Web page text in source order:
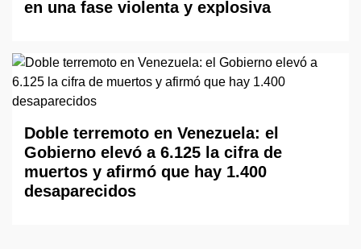
en una fase violenta y explosiva
Doble terremoto en Venezuela: el
Gobierno elevó a 6.125 la cifra de
muertos y afirmó que hay 1.400
desaparecidos